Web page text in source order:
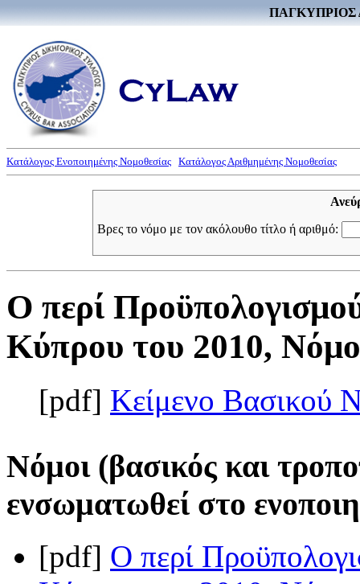
ΠΑΓΚΥΠΡΙΟΣ
Κατάλογος Ενοποιημένης Νομοθεσίας Κατάλογος Αριθμημένης Νομοθεσίας
Βρες το νόμο με τον ακόλουθο τίτλο ή αριθμό:
Ο περί
Κύπρου του 2010,
[pdf] Κείμενο Βασικού
Νόμοι (βασικός και
ενσωματωθεί στο
[pdf] Ο περί